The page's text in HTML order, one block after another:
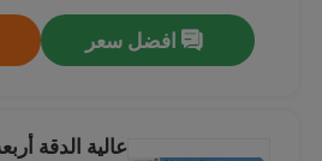
افضل سعر
عالية الدقة